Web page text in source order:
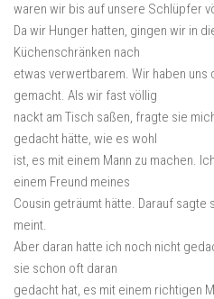
waren wir bis auf unsere Schlüpfer
Da wir Hunger hatten, gingen wir in
Küchenschränken nach
etwas verwertbarem. Wir haben uns
gemacht. Als wir fast völlig
nackt am Tisch saßen, fragte sie
gedacht hätte, wie es wohl
ist, es mit einem Mann zu machen.
einem Freund meines
Cousin geträumt hätte. Darauf sagte
meint.
Aber daran hatte ich noch nicht
sie schon oft daran
gedacht hat, es mit einem richtigen